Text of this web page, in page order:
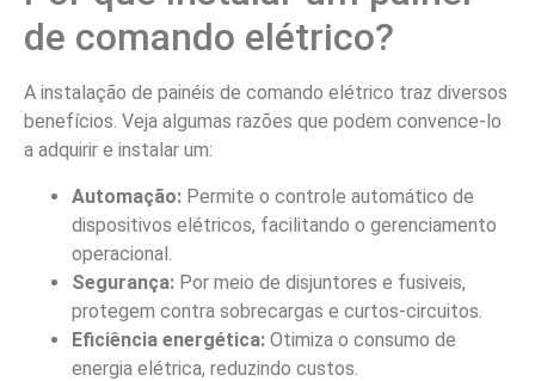
de comando elétrico?
A instalação de painéis de comando elétrico traz diversos
benefícios. Veja algumas razões que podem convence-lo
a adquirir e instalar um:
Automação: Permite o controle automático de
dispositivos elétricos, facilitando o gerenciamento
operacional.
Segurança: Por meio de disjuntores e fusiveis,
protegem contra sobrecargas e curtos-circuitos.
Eficiência energética: Otimiza o consumo de
energia elétrica, reduzindo custos.